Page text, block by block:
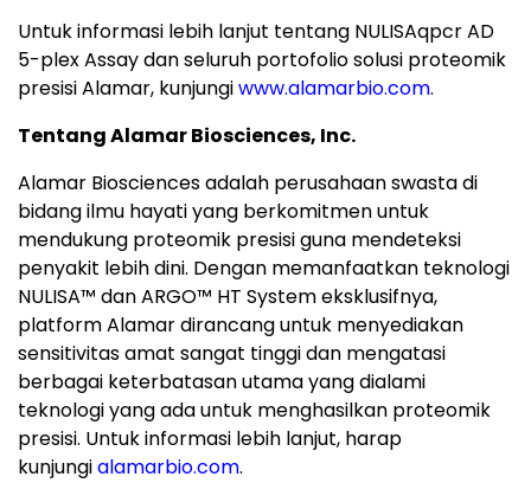
Untuk informasi lebih lanjut tentang NULISAqpcr AD
5-plex Assay dan seluruh portofolio solusi proteomik
presisi Alamar, kunjungiwww.alamarbio.com.
Tentang Alamar Biosciences, Inc.
Alamar Biosciences adalah perusahaan swasta di
bidang ilmu hayati yang berkomitmen untuk
mendukung proteomik presisi guna mendeteksi
penyakit lebih dini. Dengan memanfaatkan teknologi
NULISA™ dan ARGO™ HT System eksklusifnya,
platform Alamar dirancang untuk menyediakan
sensitivitas amat sangat tinggi dan mengatasi
berbagai keterbatasan utama yang dialami
teknologi yang ada untuk menghasilkan proteomik
presisi. Untuk informasi lebih lanjut, harap
kunjungialamarbio.com.